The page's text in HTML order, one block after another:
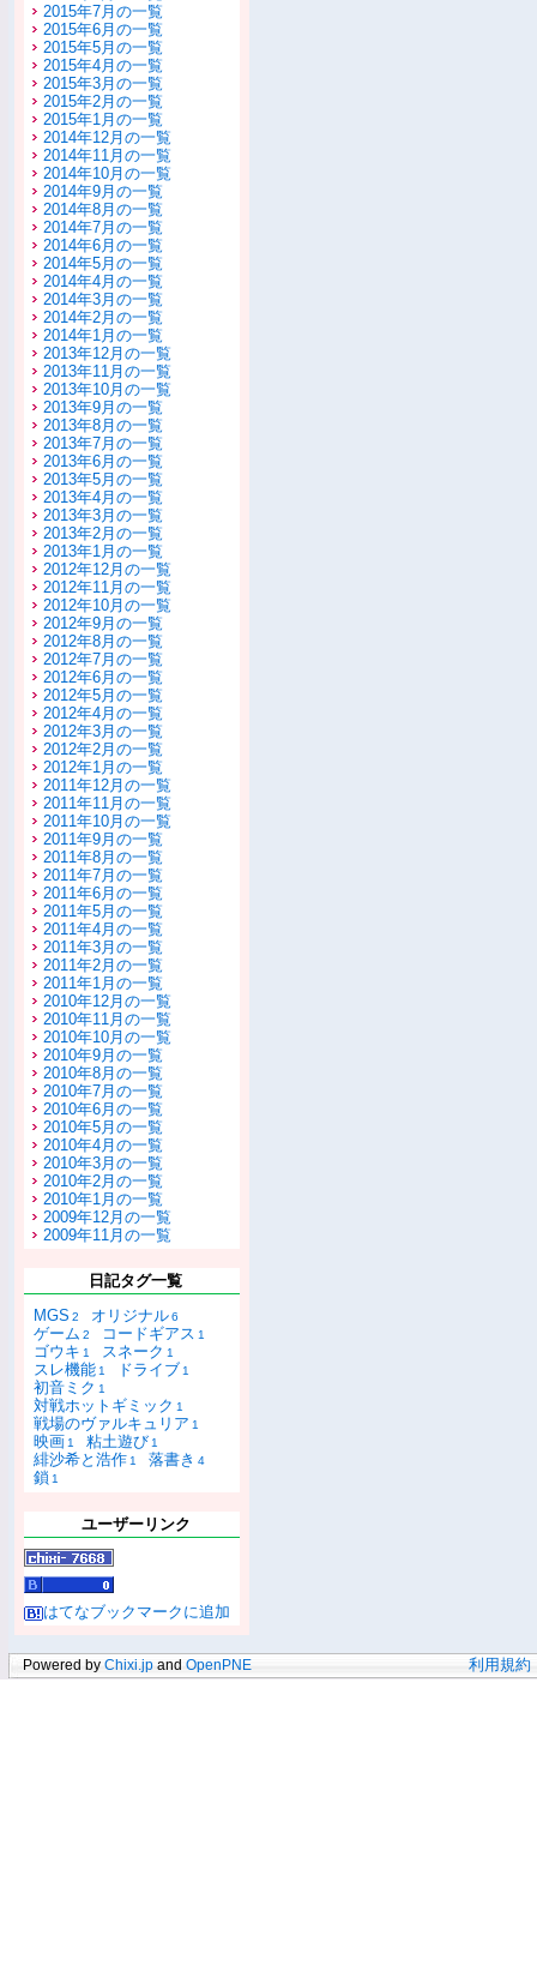
2015年7月の一覧
2015年6月の一覧
2015年5月の一覧
2015年4月の一覧
2015年3月の一覧
2015年2月の一覧
2015年1月の一覧
2014年12月の一覧
2014年11月の一覧
2014年10月の一覧
2014年9月の一覧
2014年8月の一覧
2014年7月の一覧
2014年6月の一覧
2014年5月の一覧
2014年4月の一覧
2014年3月の一覧
2014年2月の一覧
2014年1月の一覧
2013年12月の一覧
2013年11月の一覧
2013年10月の一覧
2013年9月の一覧
2013年8月の一覧
2013年7月の一覧
2013年6月の一覧
2013年5月の一覧
2013年4月の一覧
2013年3月の一覧
2013年2月の一覧
2013年1月の一覧
2012年12月の一覧
2012年11月の一覧
2012年10月の一覧
2012年9月の一覧
2012年8月の一覧
2012年7月の一覧
2012年6月の一覧
2012年5月の一覧
2012年4月の一覧
2012年3月の一覧
2012年2月の一覧
2012年1月の一覧
2011年12月の一覧
2011年11月の一覧
2011年10月の一覧
2011年9月の一覧
2011年8月の一覧
2011年7月の一覧
2011年6月の一覧
2011年5月の一覧
2011年4月の一覧
2011年3月の一覧
2011年2月の一覧
2011年1月の一覧
2010年12月の一覧
2010年11月の一覧
2010年10月の一覧
2010年9月の一覧
2010年8月の一覧
2010年7月の一覧
2010年6月の一覧
2010年5月の一覧
2010年4月の一覧
2010年3月の一覧
2010年2月の一覧
2010年1月の一覧
2009年12月の一覧
2009年11月の一覧
日記タグ一覧
MGS 2 オリジナル6
ゲーム 2 コードギアス 1
ゴウキ 1 スネーク 1
スレ機能 1 ドライブ 1
初音ミク 1
対戦ホットギミック 1
戦場のヴァルキュリア 1
映画 1 粘土遊び 1
緋沙希と浩作 1 落書き 4
鎖 1
ユーザーリンク
はてなブックマークに追加
Powered by Chixi.jp and OpenPNE 利用規約